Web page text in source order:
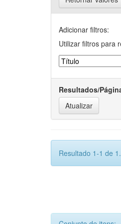
Adicionar filtros:
Utilizar filtros para
Resultados/
Resultado 1-1 de 1.